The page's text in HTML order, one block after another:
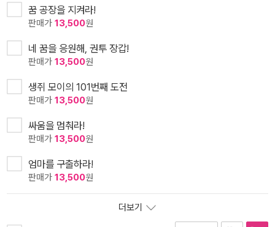
꿈 공장을 지켜라!
판매가 13,500원
네 꿈을 응원해, 권투 장갑!
판매가 13,500원
생쥐 모이의 101번째 도전
판매가 13,500원
싸움을 멈춰라!
판매가 13,500원
엄마를 구출하라!
판매가 13,500원
더보기